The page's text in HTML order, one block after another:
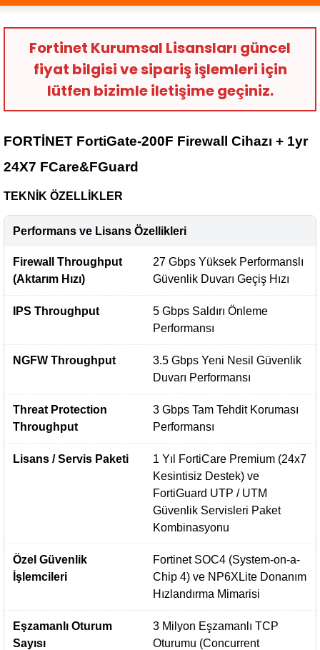
Fortinet Kurumsal Lisansları güncel
fiyat bilgisi ve sipariş işlemleri için
lütfen bizimle iletişime geçiniz.
FORTİNET FortiGate-200F Firewall Cihazı + 1yr
24X7 FCare&FGuard
TEKNİK ÖZELLİKLER
Performans ve Lisans Özellikleri
Firewall Throughput
(Aktarım Hızı)
27 Gbps Yüksek Performanslı
Güvenlik Duvarı Geçiş Hızı
IPS Throughput
5 Gbps Saldırı Önleme
Performansı
NGFW Throughput
3.5 Gbps Yeni Nesil Güvenlik
Duvarı Performansı
Threat Protection
Throughput
3 Gbps Tam Tehdit Koruması
Performansı
Lisans / Servis Paketi
1 Yıl FortiCare Premium (24x7
Kesintisiz Destek) ve
FortiGuard UTP / UTM
Güvenlik Servisleri Paket
Kombinasyonu
Özel Güvenlik
İşlemcileri
Fortinet SOC4 (System-on-a-
Chip 4) ve NP6XLite Donanım
Hızlandırma Mimarisi
Eşzamanlı Oturum
Sayısı
3 Milyon Eşzamanlı TCP
Oturumu (Concurrent